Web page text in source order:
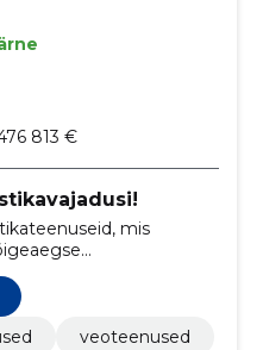
813 €
mis
veoteenused